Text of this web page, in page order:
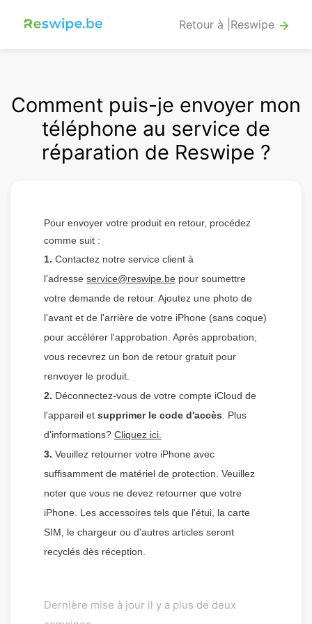
Retour à |Reswipe arrow_forward
Comment puis-je envoyer mon
téléphone au service de
réparation de Reswipe ?
Pour envoyer votre produit en retour, procédez
comme suit :
1. Contactez notre service client à
l'adresse service@reswipe.be pour soumettre
votre demande de retour. Ajoutez une photo de
l'avant et de l'arrière de votre iPhone (sans coque)
pour accélérer l'approbation. Après approbation,
vous recevrez un bon de retour gratuit pour
renvoyer le produit.
2. Déconnectez-vous de votre compte iCloud de
l'appareil et supprimer le code d'accès . Plus
d'informations? Cliquez ici.
3. Veuillez retourner votre iPhone avec
suffisamment de matériel de protection. Veuillez
noter que vous ne devez retourner que votre
iPhone. Les accessoires tels que l'étui, la carte
SIM, le chargeur ou d'autres articles seront
recyclés dès réception.
Dernière mise à jour il y a plus de deux